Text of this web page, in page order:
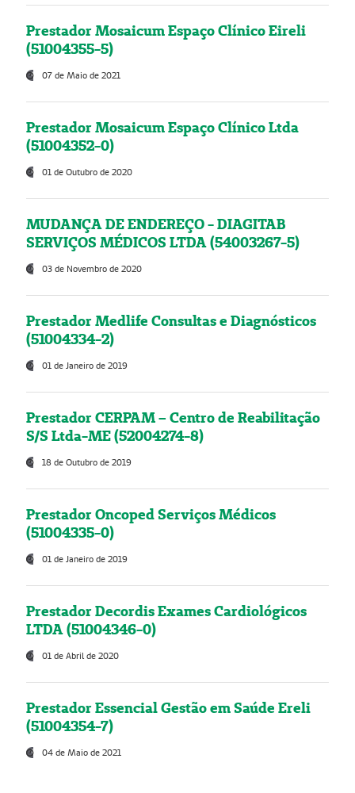
Prestador Mosaicum Espaço Clínico Eireli
(51004355-5)
07 de Maio de 2021
Prestador Mosaicum Espaço Clínico Ltda
(51004352-0)
01 de Outubro de 2020
MUDANÇA DE ENDEREÇO - DIAGITAB
SERVIÇOS MÉDICOS LTDA (54003267-5)
03 de Novembro de 2020
Prestador Medlife Consultas e Diagnósticos
(51004334-2)
01 de Janeiro de 2019
Prestador CERPAM – Centro de Reabilitação
S/S Ltda-ME (52004274-8)
18 de Outubro de 2019
Prestador Oncoped Serviços Médicos
(51004335-0)
01 de Janeiro de 2019
Prestador Decordis Exames Cardiológicos
LTDA (51004346-0)
01 de Abril de 2020
Prestador Essencial Gestão em Saúde Ereli
(51004354-7)
04 de Maio de 2021